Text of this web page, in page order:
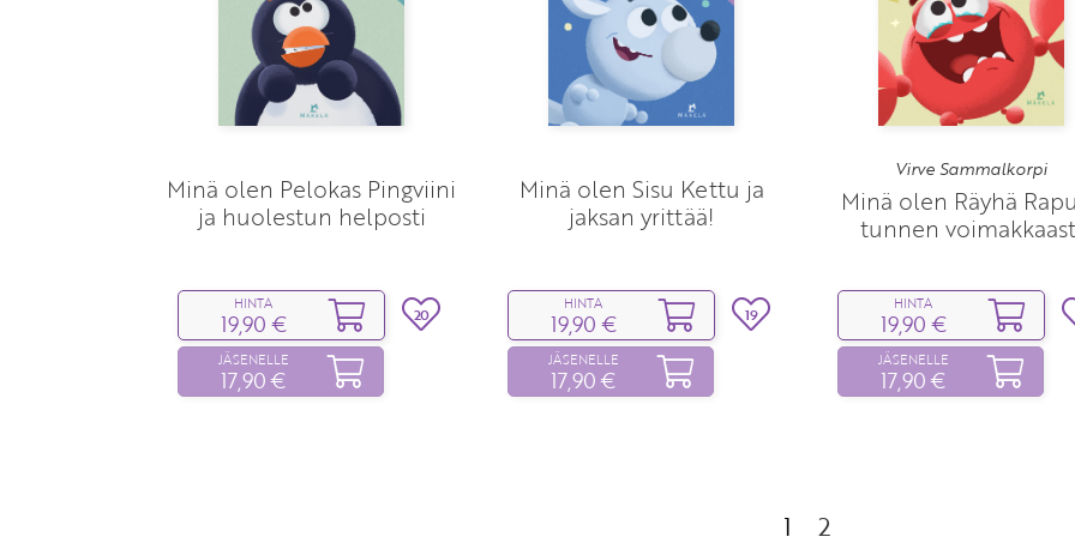
Minä olen Pelokas Pingviini
ja huolestun helposti
HINTA
19,90 €
JÄSENELLE
17,90 €
20
Minä olen Sisu Kettu ja
jaksan yrittää!
HINTA
19,90 €
JÄSENELLE
17,90 €
19
Virve Sammalkorpi
Minä olen Räyhä
tunnen
HINTA
19,90 €
JÄSENELLE
17,90 €
1 2